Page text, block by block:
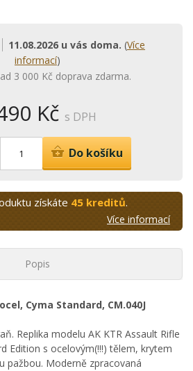
11.08.2026 u vás doma. (Více
informací)
3 000 Kč doprava zdarma.
Kč s DPH
Do košíku
získáte 45 kreditů.
Více informací
Popis
Cyma Standard, CM.040J
Replika modelu AK KTR Assault Rifle
Edition s ocelovým(!!!) tělem, krytem
pažbou. Moderně zpracovaná